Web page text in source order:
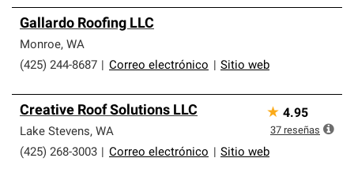
Gallardo Roofing LLC
Monroe, WA
(425) 244-8687
Correo electrónico Sitio web
Creative Roof Solutions LLC
Lake Stevens, WA
(425) 268-3003
Correo electrónico Sitio web
★ 4.95
37 reseñas